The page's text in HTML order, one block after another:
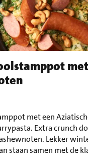
met
met een
Extra crunch
Lekker
staan samen met de